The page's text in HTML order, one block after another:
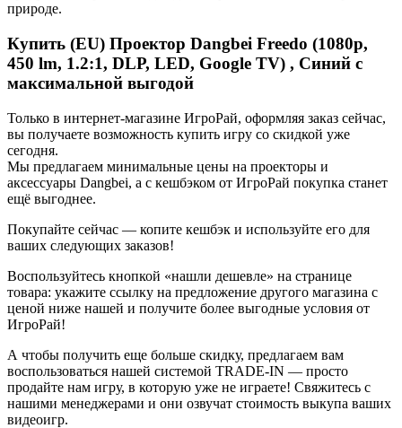
природе.
Купить (EU) Проектор Dangbei Freedo (1080p,
450 lm, 1.2:1, DLP, LED, Google TV) , Синий с
максимальной выгодой
Только в интернет-магазине ИгроРай, оформляя заказ сейчас,
вы получаете возможность купить игру со скидкой уже
сегодня.
Мы предлагаем минимальные цены на проекторы и
аксессуары Dangbei, а с кешбэком от ИгроРай покупка станет
ещё выгоднее.
Покупайте сейчас — копите кешбэк и используйте его для
ваших следующих заказов!
Воспользуйтесь кнопкой «нашли дешевле» на странице
товара: укажите ссылку на предложение другого магазина с
ценой ниже нашей и получите более выгодные условия от
ИгроРай!
А чтобы получить еще больше скидку, предлагаем вам
воспользоваться нашей системой TRADE-IN — просто
продайте нам игру, в которую уже не играете! Свяжитесь с
нашими менеджерами и они озвучат стоимость выкупа ваших
видеоигр.